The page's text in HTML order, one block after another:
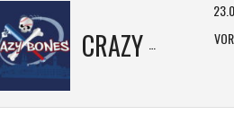
CRAZY BONES